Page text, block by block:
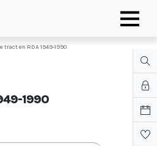
tract en RDA 1949-1990
1990